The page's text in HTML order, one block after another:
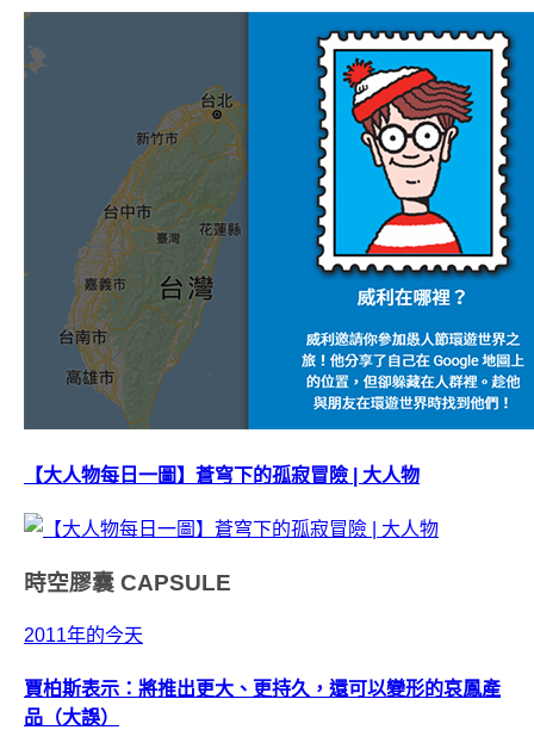
【大人物每日一圖】蒼穹下的孤寂冒險 | 大人物
時空膠囊 CAPSULE
2011年的今天
賈柏斯表示：將推出更大、更持久，還可以變形的哀鳳產
品（大誤）